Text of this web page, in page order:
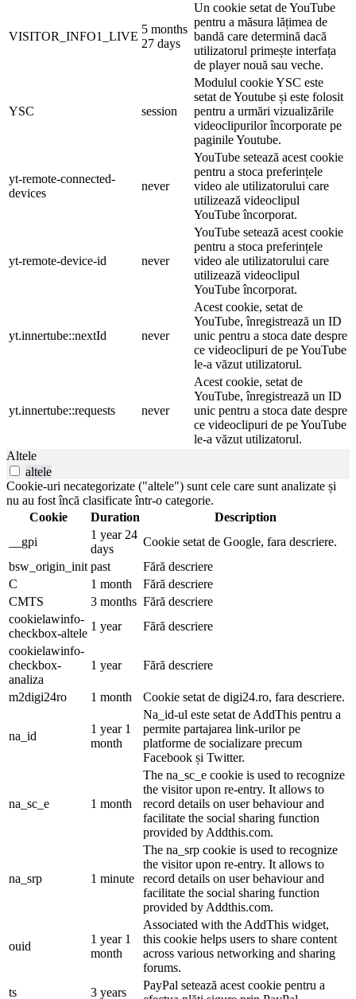
VISITOR_INFO1_LIVE
5 months
27 days
Un cookie setat de YouTube
pentru a măsura lățimea de
bandă care determină dacă
utilizatorul primește interfața
de player nouă sau veche.
YSC session
Modulul cookie YSC este
setat de Youtube și este folosit
pentru a urmări vizualizările
videoclipurilor încorporate pe
paginile Youtube.
yt-remote-connected-
devices
never
YouTube setează acest cookie
pentru a stoca preferințele
video ale utilizatorului care
utilizează videoclipul
YouTube încorporat.
yt-remote-device-id never
YouTube setează acest cookie
pentru a stoca preferințele
video ale utilizatorului care
utilizează videoclipul
YouTube încorporat.
yt.innertube::nextId never
Acest cookie, setat de
YouTube, înregistrează un ID
unic pentru a stoca date despre
ce videoclipuri de pe YouTube
le-a văzut utilizatorul.
yt.innertube::requests never
Acest cookie, setat de
YouTube, înregistrează un ID
unic pentru a stoca date despre
ce videoclipuri de pe YouTube
le-a văzut utilizatorul.
Altele
altele
Cookie-uri necategorizate ("altele") sunt cele care sunt analizate și
nu au fost încă clasificate într-o categorie.
Cookie
Duration
Description
__gpi
1 year 24
days
Cookie setat de Google, fara descriere.
bsw_origin_init past
Fără descriere
C
1 month
Fără descriere
CMTS
3 months Fără descriere
cookielawinfo-
checkbox-altele
1 year
Fără descriere
cookielawinfo-
checkbox-
analiza
1 year Fără descriere
m2digi24ro 1 month Cookie setat de digi24.ro, fara descriere.
na_id
1 year 1
month
Na_id-ul este setat de AddThis pentru a
permite partajarea link-urilor pe
platforme de socializare precum
Facebook și Twitter.
na_sc_e 1 month
The na_sc_e cookie is used to recognize
the visitor upon re-entry. It allows to
record details on user behaviour and
facilitate the social sharing function
provided by Addthis.com.
na_srp 1 minute
The na_srp cookie is used to recognize
the visitor upon re-entry. It allows to
record details on user behaviour and
facilitate the social sharing function
provided by Addthis.com.
ouid
1 year 1
month
Associated with the AddThis widget,
this cookie helps users to share content
across various networking and sharing
forums.
ts
3 years
PayPal setează acest cookie pentru a